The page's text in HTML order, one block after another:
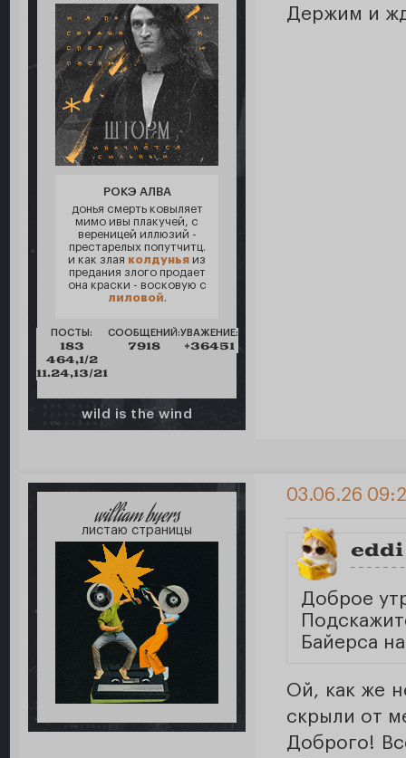
РОКЭ АЛВА
донья смерть ковыляет
мимо ивы плакучей, с
вереницей иллюзий -
престарелых попутчитц.
и как злая колдунья из
предания злого продает
она краски - восковую с
лиловой.
ПОСТЫ:
183
464,1/2
11.24,13/21
СООБЩЕНИЙ:
7918
УВАЖЕНИЕ:
+36451
wild is the wind
Держим и
william byers
листаю страницы
03.06.26
eddi
Доброе
Байерса
Ой, как же
скрыли от
Доброго!